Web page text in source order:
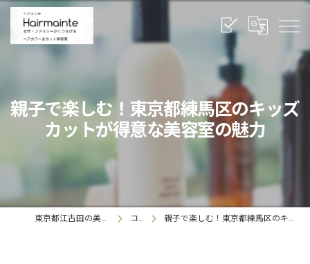
親子で楽しむ！東京都練馬区のキッズ
カットが得意な美容室の魅力
東京都江古田の美容室ならヘアメンテ コラム 親子で楽しむ！東京都練馬区のキッズカットが得意な美容室の魅力